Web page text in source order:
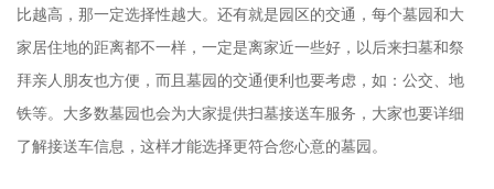
比越高，那一定选择性越大。还有就是园区的交通，每个墓园和大
家居住地的距离都不一样，一定是离家近一些好，以后来扫墓和祭
拜亲人朋友也方便，而且墓园的交通便利也要考虑，如：公交、地
铁等。大多数墓园也会为大家提供扫墓接送车服务，大家也要详细
了解接送车信息，这样才能选择更符合您心意的墓园。